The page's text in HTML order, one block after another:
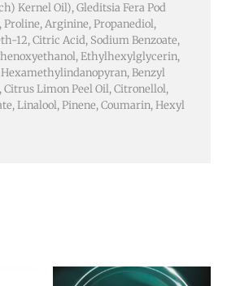
Kernel Oil), Gleditsia Fera Pod
Proline, Arginine, Propanediol,
12, Citric Acid, Sodium Benzoate,
Ethylhexylglycerin,
Benzyl
Citrus Limon Peel Oil, Citronellol,
Linalool, Pinene, Coumarin, Hexyl